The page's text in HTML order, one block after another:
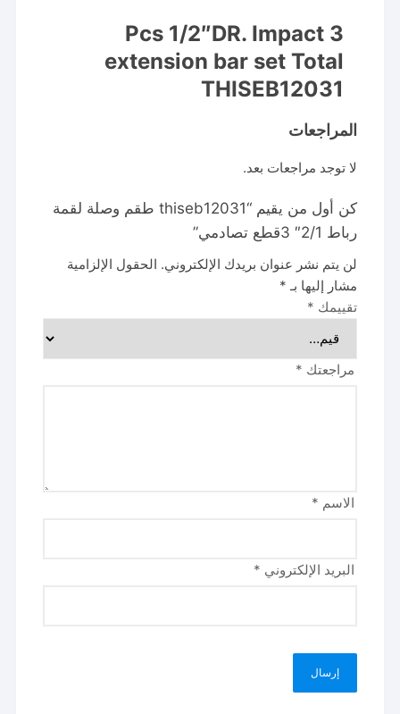
3 Pcs 1/2″DR. Impact
extension bar set Total
THISEB12031
المراجعات
لا توجد مراجعات بعد.
كن أول من يقيم “thiseb12031 طقم وصلة لقمة
رباط 2/1″ 3قطع تصادمي”
لن يتم نشر عنوان بريدك الإلكتروني. الحقول الإلزامية
مشار إليها بـ *
تقييمك *
مراجعتك *
الاسم *
البريد الإلكتروني *